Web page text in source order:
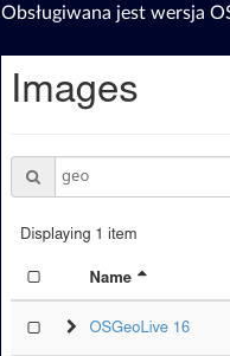
Obsługiwana jest wersja